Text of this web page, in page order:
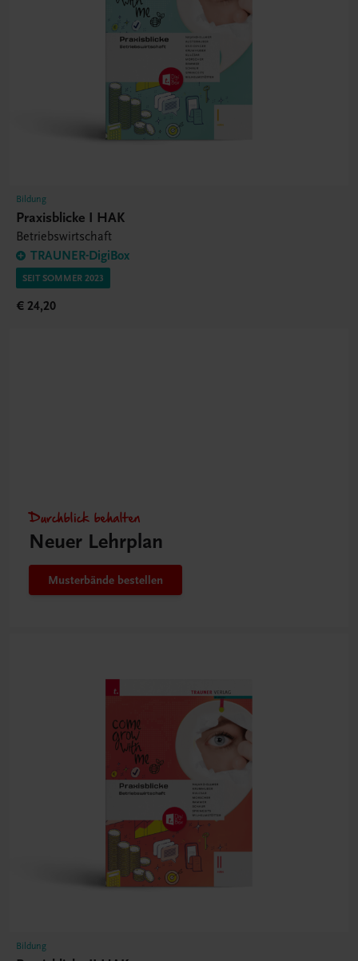
Bildung
Praxisblicke I HAK
Betriebswirtschaft
TRAUNER-DigiBox
SEIT SOMMER 2023
€ 24,20
Durchblick behalten
Neuer Lehrplan
Musterbände bestellen
Bildung